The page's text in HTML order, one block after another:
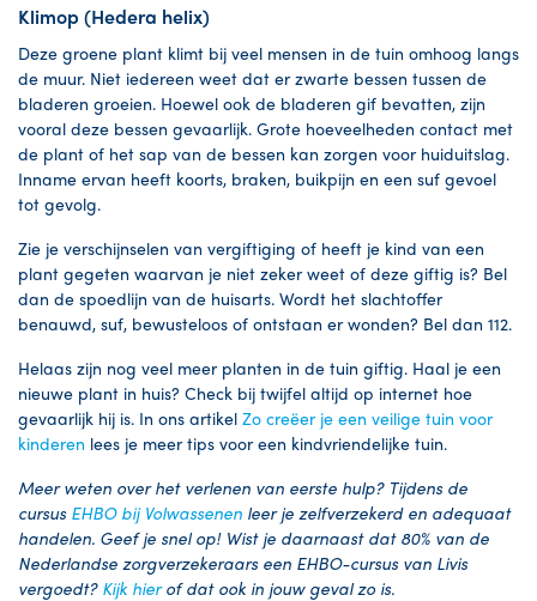
Klimop (Hedera helix)
Deze groene plant klimt bij veel mensen in de tuin omhoog langs
de muur. Niet iedereen weet dat er zwarte bessen tussen de
bladeren groeien. Hoewel ook de bladeren gif bevatten, zijn
vooral deze bessen gevaarlijk. Grote hoeveelheden contact met
de plant of het sap van de bessen kan zorgen voor huiduitslag.
Inname ervan heeft koorts, braken, buikpijn en een suf gevoel
tot gevolg.
Zie je verschijnselen van vergiftiging of heeft je kind van een
plant gegeten waarvan je niet zeker weet of deze giftig is? Bel
dan de spoedlijn van de huisarts. Wordt het slachtoffer
benauwd, suf, bewusteloos of ontstaan er wonden? Bel dan 112.
Helaas zijn nog veel meer planten in de tuin giftig. Haal je een
nieuwe plant in huis? Check bij twijfel altijd op internet hoe
gevaarlijk hij is. In ons artikel Zo creëer je een veilige tuin voor
kinderen lees je meer tips voor een kindvriendelijke tuin.
Meer weten over het verlenen van eerste hulp? Tijdens de
cursus EHBO bij Volwassenen leer je zelfverzekerd en adequaat
handelen. Geef je snel op! Wist je daarnaast dat 80% van de
Nederlandse zorgverzekeraars een EHBO-cursus van Livis
vergoedt? Kijk hierof dat ook in jouw geval zo is.